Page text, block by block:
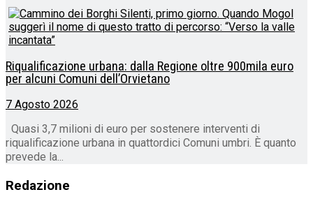
Riqualificazione urbana: dalla Regione oltre 900mila euro
per alcuni Comuni dell’Orvietano
7 Agosto 2026
Quasi 3,7 milioni di euro per sostenere interventi di
riqualificazione urbana in quattordici Comuni umbri. È quanto
prevede la...
Redazione